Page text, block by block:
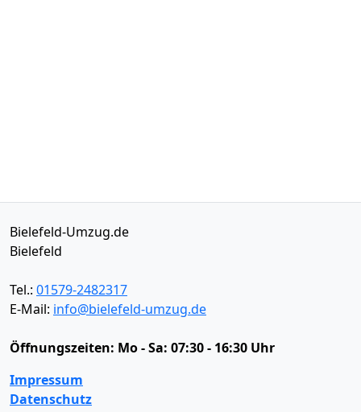
Bielefeld-Umzug.de
Bielefeld
Tel.: 01579-2482317
E-Mail: info@bielefeld-umzug.de
Öffnungszeiten: Mo - Sa: 07:30 - 16:30 Uhr
Impressum
Datenschutz